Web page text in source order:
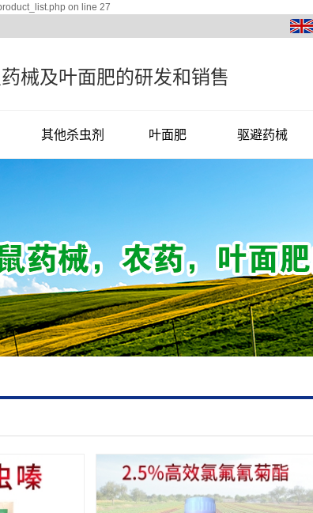
on line 27
械及叶面肥的研发和销售
其他杀虫剂 叶面肥 驱避药械